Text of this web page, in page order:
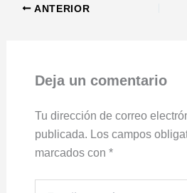
ANTERIOR
Deja un comentario
Tu dirección de correo
publicada. Los campos
marcados con *